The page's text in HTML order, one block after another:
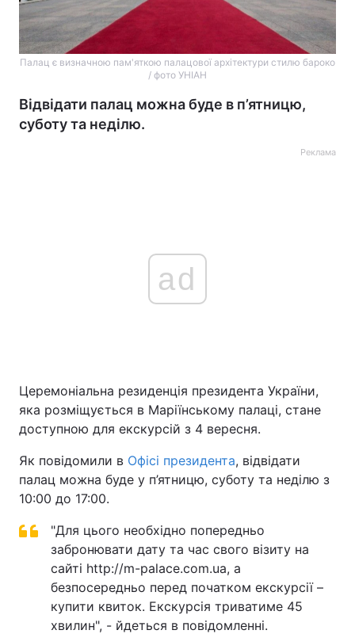
Головна Війна
Економіка Світ
Техно і зв'язок Лайт
Зброя Інциденти
Здоров'я Туризм
Палац є визначною пам'яткою палацової архітектури стилю бароко
/ фото УНІАН
Відвідати палац можна буде в п’ятницю,
суботу та неділю.
Реклама
ad
Церемоніальна резиденція президента України,
яка розміщується в Маріїнському палаці, стане
доступною для екскурсій з 4 вересня.
Як повідомили в Офісі президента, відвідати
палац можна буде у п’ятницю, суботу та неділю з
10:00 до 17:00.
"Для цього необхідно попередньо
забронювати дату та час свого візиту на
сайті http://m-palace.com.ua, а
безпосередньо перед початком екскурсії –
купити квиток. Екскурсія триватиме 45
хвилин", - йдеться в повідомленні.